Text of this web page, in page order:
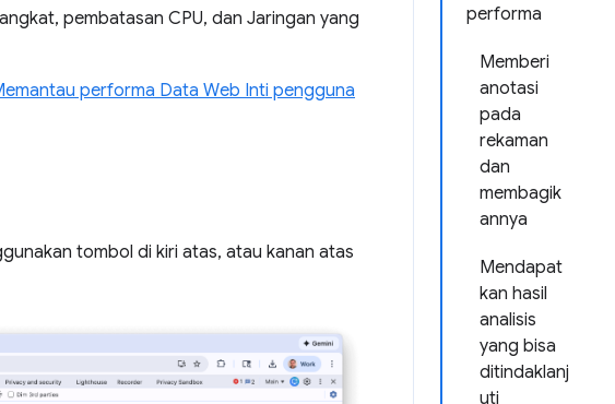
performa
Memberi
anotasi
pada
rekaman
dan
membagik
annya
Mendapat
kan hasil
analisis
yang bisa
ditindaklanj
uti
pembatasan CPU, dan Jaringan yang
performa Data Web Inti pengguna
tombol di kiri atas, atau kanan atas